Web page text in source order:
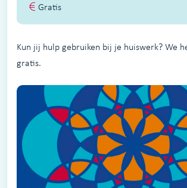
Gratis
Kun jij hulp gebruiken bij je huiswerk? We
gratis.